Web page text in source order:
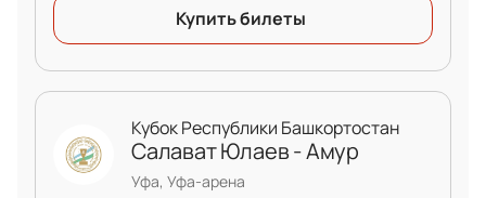
Купить билеты
Кубок Республики Башкортостан
Салават Юлаев - Амур
Уфа, Уфа-арена